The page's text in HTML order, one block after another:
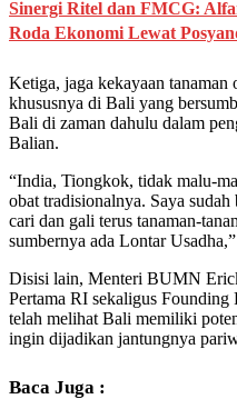
Sinergi Ritel dan FMCG:
Roda Ekonomi Lewat
Ketiga, jaga kekayaan tanaman
khususnya di Bali yang
Bali di zaman dahulu dalam
Balian.
“India, Tiongkok, tidak malu-
obat tradisionalnya. Saya
cari dan gali terus tanaman-
sumbernya ada Lontar
Disisi lain, Menteri BUMN
Pertama RI sekaligus
telah melihat Bali memiliki
ingin dijadikan jantungnya
Baca Juga :